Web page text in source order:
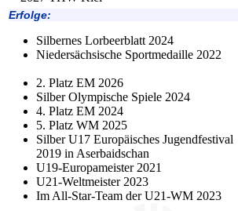
Erfolge:
Silbernes Lorbeerblatt 2024
Niedersächsische Sportmedaille 2022
2. Platz EM 2026
Silber Olympische Spiele 2024
4. Platz EM 2024
5. Platz WM 2025
Silber U17 Europäisches Jugendfestival
2019 in Aserbaidschan
U19-Europameister 2021
U21-Weltmeister 2023
Im All-Star-Team der U21-WM 2023